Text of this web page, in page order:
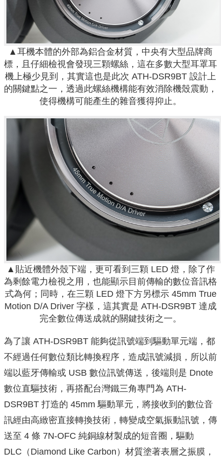
▲耳機本體的外部為鋁合金材質，中央有大型品牌商
標，且仔細檢視會發現三顆螺絲，這在多數大型耳罩耳
機上極少見到，其實這也是此次 ATH-DSR9BT 設計上
的關鍵點之一，透過此螺絲機構能有效消除機殼震動，
使得機構可能產生的雜音獲得抑止。
▲貼近機體外殼下端，更可看到三顆 LED 燈，除了作
為剩餘電力檢視之用，也能顯示目前傳輸的數位音訊格
式為何；同時，在三顆 LED 燈下方另標示 45mm True
Motion D/A Driver 字樣，這其實是 ATH-DSR9BT 達成
完全數位傳送成就的關鍵技術之一。
為了讓 ATH-DSR9BT 能夠從訊號端到驅動單元端，都
不經過任何數位類比轉換程序，造成訊號減損，所以前
端以藍牙傳輸或 USB 數位訊號傳送，後端則是 Dnote
數位直驅技術，再搭配台灣鐵三角專門為 ATH-
DSR9BT 打造的 45mm 驅動單元，將接收到的數位音
訊經由高緻密直接轉換技術，轉變成空氣振動訊號，傳
送至 4 條 7N-OFC 純銅線材製成的短音圈，驅動
DLC（Diamond Like Carbon）材質塗著表層之振膜，